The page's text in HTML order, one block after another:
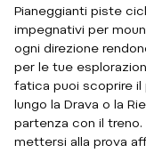
Pianeggianti piste
impegnativi per
ogni direzione
per le tue
fatica puoi scoprire
lungo la Drava o la
partenza con il treno.
mettersi alla prova